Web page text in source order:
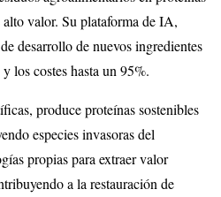
valor. Su plataforma de IA,
desarrollo de nuevos ingredientes
y los costes hasta un 95%.
produce proteínas sostenibles
especies invasoras del
propias para extraer valor
a la restauración de